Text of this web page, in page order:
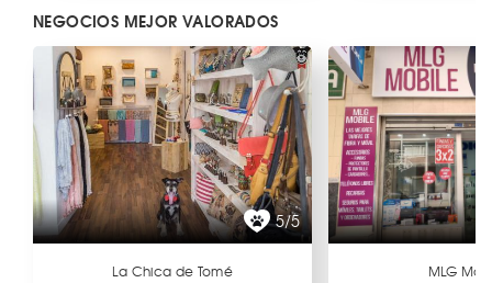
NEGOCIOS MEJOR VALORADOS
5/5
La Chica de Tomé MLG